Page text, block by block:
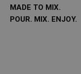
MADE TO MIX.
POUR. MIX. ENJOY.